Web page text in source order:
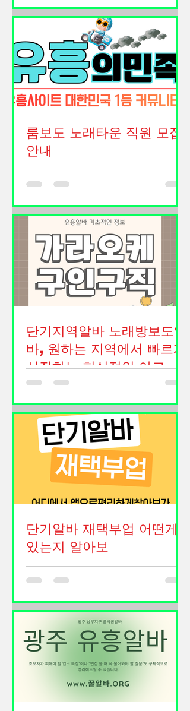
는 인기 아르바이트 마트알바는 학생,
주부, 취업 준비생, 직장인 투잡족 등 다
양한 사람들이 선택하는 대표적인 아르
바이트 중 하나입니다. 대형마트, 중소
형마트, 식자재마트, 창고형 할인매장
등 다양한 형태의 매장에서 근무할 수
있으며 특별한 자격증이나 경력이 없어
도 지원 가능한 경우가 많아 꾸준히 인
매일 방문하는 생활 밀착형 공간인 만
큼 항상 일정한 인력이 필요합니다. 그
니다. 마트알바 구인구직 마트알바란?
마트알바는 마트 내에서 상품 진열, 계
산, 재고 관리, 고객 응대 등 다양한 업
무를 수행하는 일을 말합니다. 근무 부
서에 따라 담당 업무가 달라질 수 있습
니다. 대표적인 업무는 다음과 같습니
다. 상품 진열 계산대 캐셔 업무 재고 정
리 상품 검수 창고 정리 고객 응대
룸보도 노래타운 직원 모집
안내
룸보도는 노래타운에서 함께 근무하실
직원을 모집하는 일반적인 채용 안내문
안녕하세요. 저희 노래타운은 고객들에
위해 항상 최선을 다하고 있으며, 함께
성장해 나갈 성실한 직원을 모집하고
있습니다. 매장을 운영하다 보면 혼자
서는 감당하기 어려운 순간들이 많습니
다. 룸보도는 손님 응대부터 매장 관리,
업무가 원활하게 이루어져야 고객 만족
도를 높일 수 있습니다. 그래서 저희와
함께 책임감 있게 근무해 주실 분들을
찾고 있습니다. 룸보도 구인중입니다.
경력이 있으신 분들은 물론이고 처음
가능합니다. 룸보도는 처음부터 모든
업무를 잘할 수 있는 사람은 없습니다.
가라오케알바 중요한 것은 성실함과 배
우려는 자세라고 생각합니다. 초보자도
쉽게 적응할 수 있도록 업무를 차근차
근 알려드리고 있으며, 직원들이 편안
하게
단기지역알바 노래방보도알
바, 원하는 지역에서 빠르게
시작하는 현실적인 아르바
이트 정보
단기지역알바는 짧은 기간 동안 원하는
지역에서 자유롭게 근무할 수 있는 아
르바이트 형태로 많은 사람들이 찾고
있는 근무 방식입니다. 최근에는 생활
비 부담과 추가 수입에 대한 관심이 높
아지면서 학생, 노래방보도알바 직장
인, 취업 준비생, 주부까지 다양한 연령
층이 단기지역알바를 찾고 있습니다.
특히 지역 기반 플랫폼과 모바일 앱이
변의 단기알바 정보를 빠르게 확인할
수 있게 되었고, 원하는 시간과 조건에
가까운 지역에서 바로 근무할 수 있다
에 시간 활용이 효율적이며 교통비 부
담도 줄일 수 있습니다. 특히 대전, 서
울, 부산, 대구, 인천, 광주, 울산 등 주요
지역에서는 다양한 업종의 단기알바 공
고가 꾸준히 올라오고 있습니다. 편의
점, 카페, 행사 스태프, 배달 보조, 포장
단기알바 재택부업 어떤게
있는지 알아보
재택부업을 찾는 사람들은 생각보다 정
말 많습니다. 물가는 계속 오르고 월급
집에서 추가 수입을 만들고 싶어 하는
사람들이 늘어나고 있습니다. 단기알바
재택부업는 특히 요즘은 인터넷과 스마
트폰만 있어도 가능한 일이 많아졌기
때문에 예전처럼 꼭 사무실이나 현장에
나가지 않아도 수익을 만들 수 있는 시